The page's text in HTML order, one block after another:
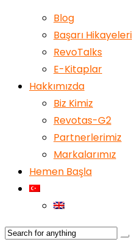
Blog
Başarı Hikayeleri
RevoTalks
E-Kitaplar
Hakkımızda
Biz Kimiz
Revotas-G2
Partnerlerimiz
Markalarımız
Hemen Başla